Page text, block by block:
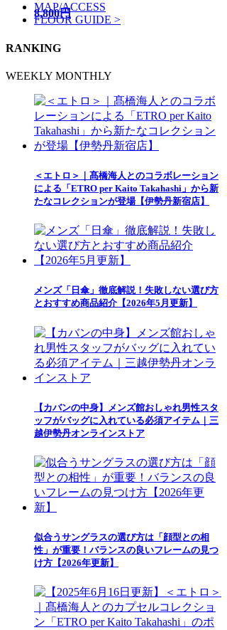
8,800円
MAP/ACCESS
FLOOR GUIDE >
RANKING
WEEKLY MONTHLY
＜エトロ＞｜髙橋海人とのコラボレーション
による「ETRO per Kaito Takahashi」から新
たなコレクションが登場【伊勢丹新宿店】
メンズ「日傘」徹底解説！失敗しない選び方
とおすすめ商品紹介【2026年5月更新】
【カバンの中身】メンズ館おしゃれ男性スタ
ッフがバッグに入れている必須アイテム｜三
越伊勢丹オンラインストア
似合うサングラスの選び方は「顔型との相
性」が重要！バランスの良いフレームの見つ
け方【2026年更新】